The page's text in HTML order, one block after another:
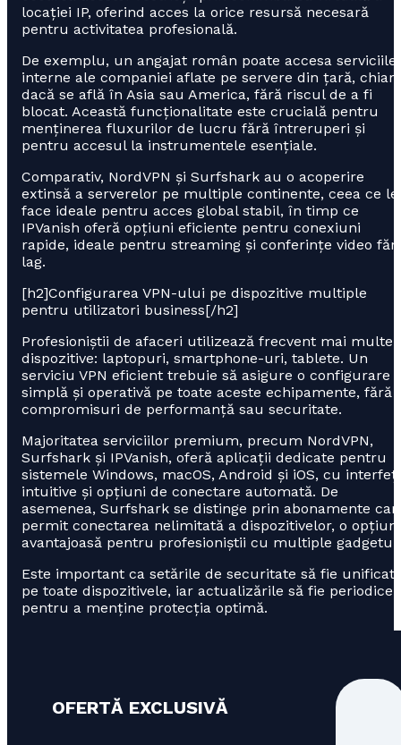
locației IP, oferind acces la orice resursă necesară
pentru activitatea profesională.
De exemplu, un angajat român poate accesa serviciile
interne ale companiei aflate pe servere din țară, chiar
dacă se află în Asia sau America, fără riscul de a fi
blocat. Această funcționalitate este crucială pentru
menținerea fluxurilor de lucru fără întreruperi și
pentru accesul la instrumentele esențiale.
Comparativ, NordVPN și Surfshark au o acoperire
extinsă a serverelor pe multiple continente, ceea ce le
face ideale pentru acces global stabil, în timp ce
IPVanish oferă opțiuni eficiente pentru conexiuni
rapide, ideale pentru streaming și conferințe video
lag.
[h2]Configurarea VPN-ului pe dispozitive multiple
pentru utilizatori business[/h2]
Profesioniștii de afaceri utilizează frecvent mai multe
dispozitive: laptopuri, smartphone-uri, tablete. Un
serviciu VPN eficient trebuie să asigure o configurare
simplă și operativă pe toate aceste echipamente, fără
compromisuri de performanță sau securitate.
Majoritatea serviciilor premium, precum NordVPN,
Surfshark și IPVanish, oferă aplicații dedicate pentru
sistemele Windows, macOS, Android și iOS, cu
intuitive și opțiuni de conectare automată. De
asemenea, Surfshark se distinge prin abonamente
permit conectarea nelimitată a dispozitivelor, o
avantajoasă pentru profesioniștii cu multiple
Este important ca setările de securitate să fie
pe toate dispozitivele, iar actualizările să fie periodice
pentru a menține protecția optimă.
OFERTĂ EXCLUSIVĂ